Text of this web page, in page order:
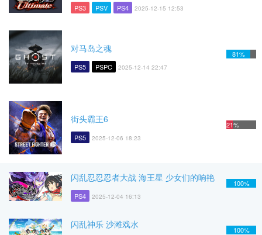
PS3 PSV PS4 2025-12-15 12:53
对马岛之魂
PS5 PSPC 2025-12-14 22:47
81%
街头霸王6
PS5 2025-12-06 18:23
21%
闪乱忍忍忍者大战 海王星 少女们的响艳
PS4 2025-12-04 16:13
100%
闪乱神乐 沙滩戏水 100%